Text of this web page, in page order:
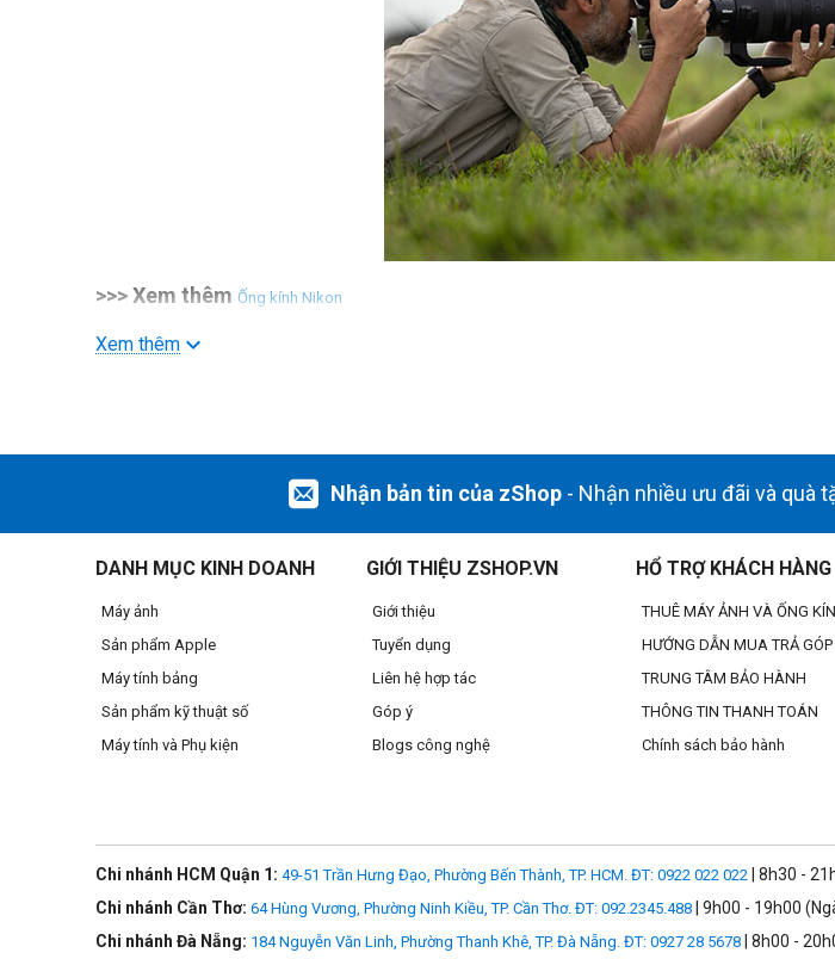
>>> Xem thêm Ống kính Nikon
được kết hợp về mặt quang học với ống kính để cải thiện hiệu suất hình ảnh và duy trì đầy đủ khả
ống kính Z 400mm f/2.8 TC VR Stích hợp cũng làm giảm khả năng bám bụi bẩn vào các
Xem thêm
Nhận bản tin của zShop - Nhận nhiều ưu đãi và quà
DANH MỤC KINH DOANH
Máy ảnh
Sản phẩm Apple
Máy tính bảng
Sản phẩm kỹ thuật số
Máy tính và Phụ kiện
GIỚI THIỆU ZSHOP.VN
Giới thiệu
Tuyển dụng
Liên hệ hợp tác
Góp ý
Blogs công nghệ
HỔ TRỢ KHÁCH HÀNG
THUÊ MÁY ẢNH VÀ ỐNG
HƯỚNG DẪN MUA TRẢ GÓP
TRUNG TÂM BẢO HÀNH
THÔNG TIN THANH TOÁN
Chính sách bảo hành
Chi nhánh HCM Quận 1: 49-51 Trần Hưng Đạo, Phường Bến Thành, TP. HCM. ĐT: 0922 022 022 | 8h30 -
Chi nhánh Cần Thơ: 64 Hùng Vương, Phường Ninh Kiều, TP. Cần Thơ. ĐT: 092.2345.488 | 9h00 - 19h00
Chi nhánh Đà Nẵng: 184 Nguyễn Văn Linh, Phường Thanh Khê, TP. Đà Nẵng. ĐT: 0927 28 5678 | 8h00 -